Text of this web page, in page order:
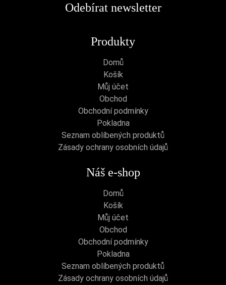
Produkty
Domů
Košík
Můj účet
Obchod
Obchodní podmínky
Pokladna
Seznam oblíbených produktů
Zásady ochrany osobních údajů
Náš e-shop
Domů
Košík
Můj účet
Obchod
Obchodní podmínky
Pokladna
Seznam oblíbených produktů
Zásady ochrany osobních údajů
Odebírat newsletter